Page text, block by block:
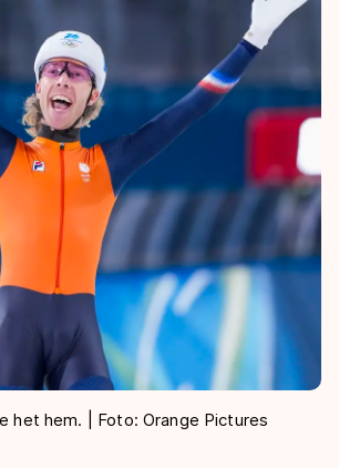
het hem. | Foto: Orange Pictures